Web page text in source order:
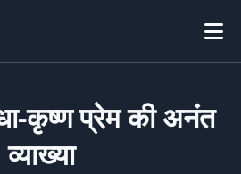
कृष्ण प्रेम की अनंत
व्याख्या